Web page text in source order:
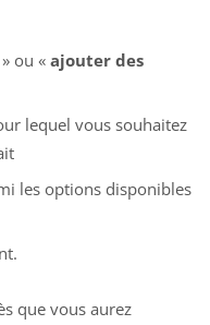
» ou «ajouter des
lequel vous souhaitez
les options disponibles
que vous aurez